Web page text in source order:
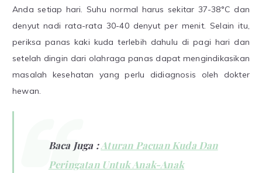
Anda setiap hari. Suhu normal harus sekitar 37-38°C dan
denyut nadi rata-rata 30-40 denyut per menit. Selain itu,
periksa panas kaki kuda terlebih dahulu di pagi hari dan
setelah dingin dari olahraga panas dapat mengindikasikan
masalah kesehatan yang perlu didiagnosis oleh dokter
hewan.
Baca Juga :Aturan Pacuan Kuda Dan
Peringatan Untuk Anak-Anak